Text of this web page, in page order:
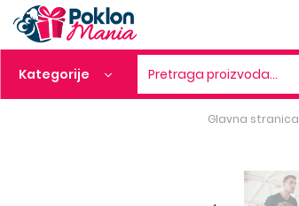
Kategorije Pretraga proizvoda…
Glavna stranica